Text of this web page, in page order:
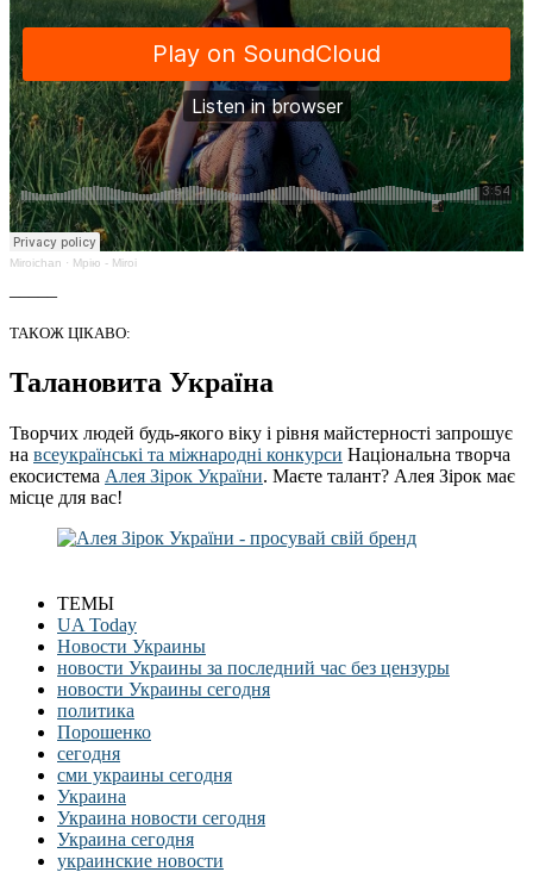
Miroichan · Мрію - Miroi
ТАКОЖ ЦІКАВО:
Талановита Україна
Творчих людей будь-якого віку і рівня майстерності запрошує
на всеукраїнські та міжнародні конкурси Національна творча
екосистема Алея Зірок України. Маєте талант? Алея Зірок має
місце для вас!
ТЕМЫ
UA Today
Новости Украины
новости Украины за последний час без цензуры
новости Украины сегодня
политика
Порошенко
сегодня
сми украины сегодня
Украина
Украина новости сегодня
Украина сегодня
украинские новости